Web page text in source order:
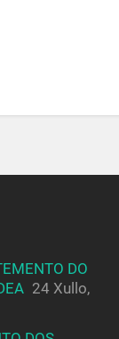
DO
24 Xullo,